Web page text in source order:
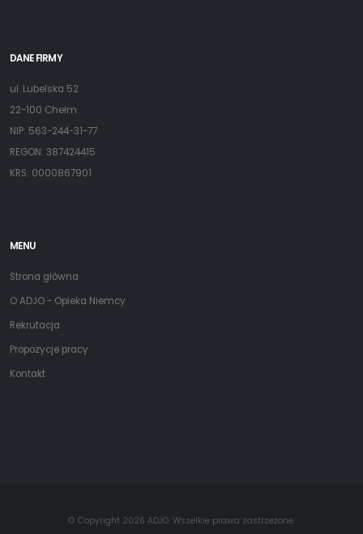
DANE FIRMY
ul. Lubelska 52
22-100 Chełm
NIP: 563-244-31-77
REGON: 387424415
KRS: 0000867901
MENU
Strona główna
O ADJO - Opieka Niemcy
Rekrutacja
Propozycje pracy
Kontakt
© Copyright 2026 ADJO. Wszelkie prawa zastrzeżone.